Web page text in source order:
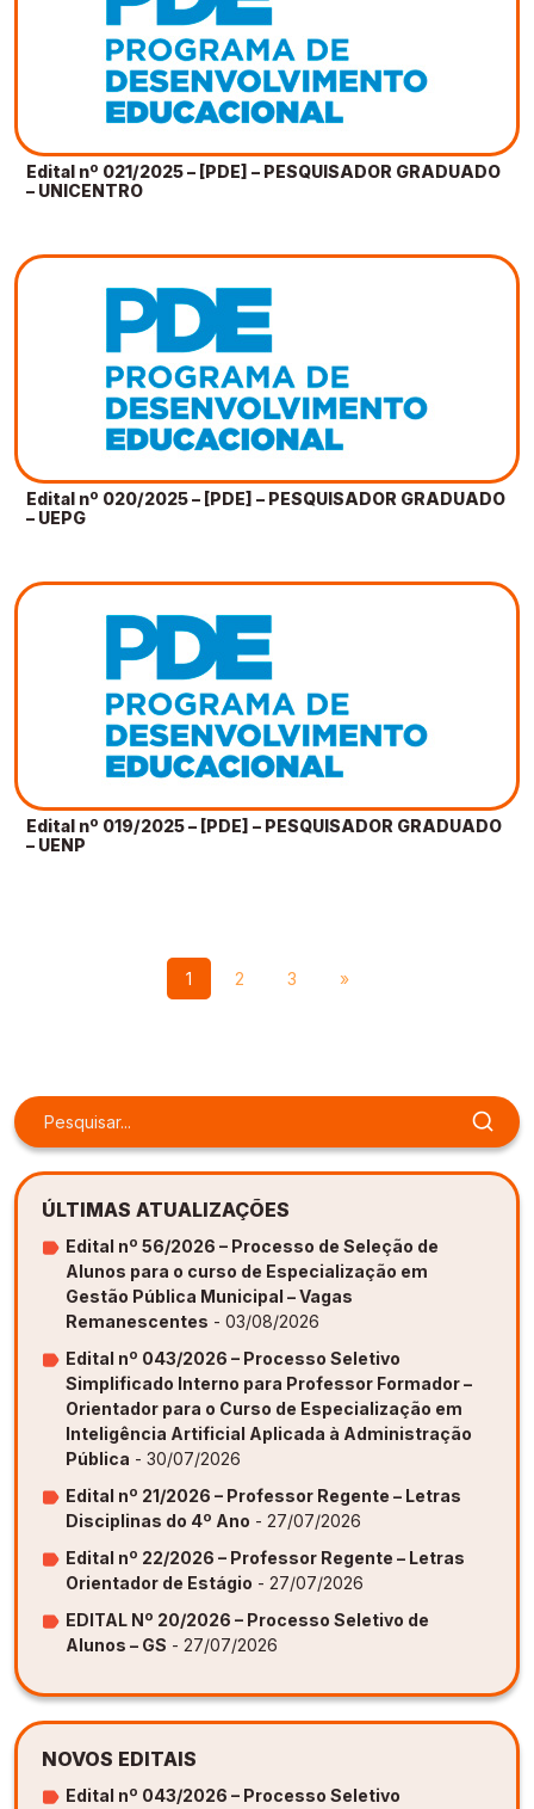
Edital nº 021/2025 – [PDE] – PESQUISADOR GRADUADO
– UNICENTRO
Edital nº 020/2025 – [PDE] – PESQUISADOR GRADUADO
– UEPG
Edital nº 019/2025 – [PDE] – PESQUISADOR GRADUADO
– UENP
1 2 3 »
ÚLTIMAS ATUALIZAÇÕES
Edital nº 56/2026 – Processo de Seleção de
Alunos para o curso de Especialização em
Gestão Pública Municipal – Vagas
Remanescentes - 03/08/2026
Edital nº 043/2026 – Processo Seletivo
Simplificado Interno para Professor Formador –
Orientador para o Curso de Especialização em
Inteligência Artificial Aplicada à Administração
Pública - 30/07/2026
Edital nº 21/2026 – Professor Regente – Letras
Disciplinas do 4º Ano - 27/07/2026
Edital nº 22/2026 – Professor Regente – Letras
Orientador de Estágio - 27/07/2026
EDITAL Nº 20/2026 – Processo Seletivo de
Alunos – GS - 27/07/2026
NOVOS EDITAIS
Edital nº 043/2026 – Processo Seletivo